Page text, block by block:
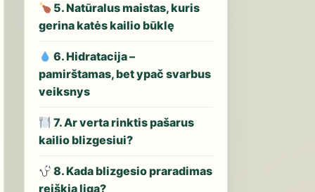
5. Natūralus maistas, kuris
gerina katės kailio būklę
6. Hidratacija –
pamirštamas, bet ypač svarbus
veiksnys
7. Ar verta rinktis pašarus
kailio blizgesiui?
8. Kada blizgesio praradimas
reiškia ligą?